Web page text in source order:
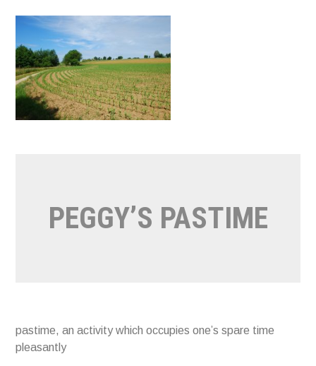
inhoud
springen
PEGGY’S PASTIME
pastime, an activity which occupies one’s spare time
pleasantly